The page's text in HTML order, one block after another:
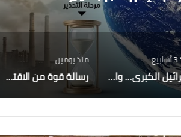
إسرائيل الكبرى… والمكر الأمريكي هل أعادت واشنطن رسم قواعد اللعبة في الشرق الأوسط؟
منذ يومين
رسالة قوة من الاقتصاد المصري.. صافي الاحتياطي الأجنبي يسجل قفزة تاريخية ويصل إلى 56.29 مليار دولار بنهاية يوليو